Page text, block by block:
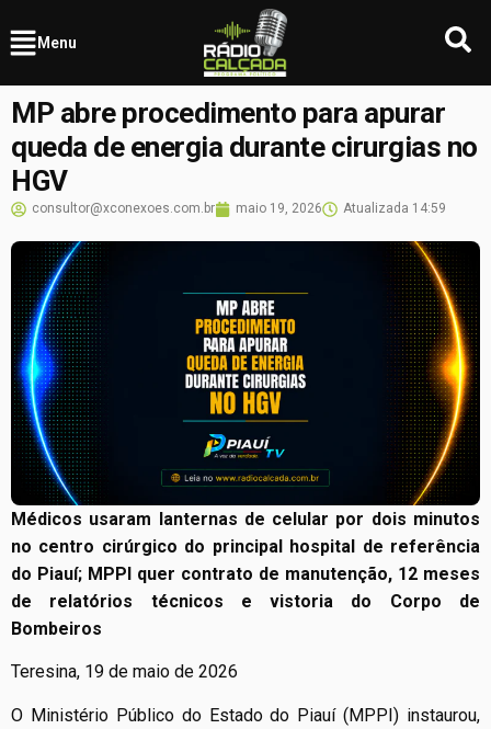
Menu
MP abre procedimento para apurar
queda de energia durante cirurgias no
HGV
consultor@xconexoes.com.br maio 19, 2026 Atualizada 14:59
Médicos usaram lanternas de celular por dois minutos
no centro cirúrgico do principal hospital de referência
do Piauí; MPPI quer contrato de manutenção, 12 meses
de relatórios técnicos e vistoria do Corpo de
Bombeiros
Teresina, 19 de maio de 2026
O Ministério Público do Estado do Piauí (MPPI) instaurou,